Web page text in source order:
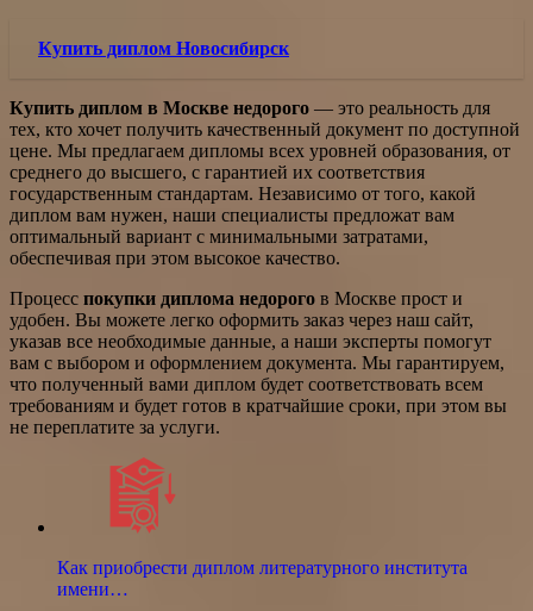
Купить диплом Новосибирск
Купить диплом в Москве недорого — это реальность для
тех, кто хочет получить качественный документ по доступной
цене. Мы предлагаем дипломы всех уровней образования, от
среднего до высшего, с гарантией их соответствия
государственным стандартам. Независимо от того, какой
диплом вам нужен, наши специалисты предложат вам
оптимальный вариант с минимальными затратами,
обеспечивая при этом высокое качество.
Процесс покупки диплома недорого в Москве прост и
удобен. Вы можете легко оформить заказ через наш сайт,
указав все необходимые данные, а наши эксперты помогут
вам с выбором и оформлением документа. Мы гарантируем,
что полученный вами диплом будет соответствовать всем
требованиям и будет готов в кратчайшие сроки, при этом вы
не переплатите за услуги.
Как приобрести диплом литературного института
имени…